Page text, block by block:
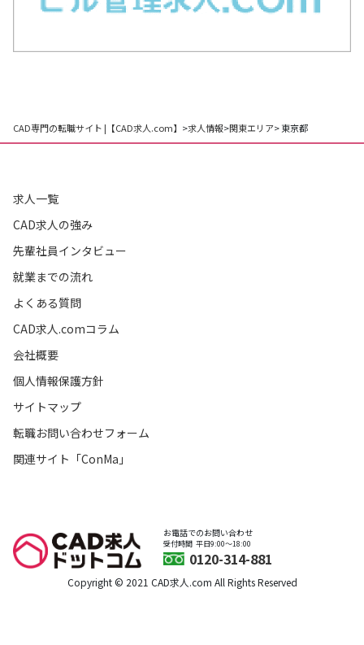
CAD専門の転職サイト |【CAD求人.com】 >求人情報>関東エリア> 東京都
求人一覧
CAD求人の強み
先輩社員インタビュー
就業までの流れ
よくある質問
CAD求人.comコラム
会社概要
個人情報保護方針
サイトマップ
転職お問い合わせフォーム
関連サイト「ConMa」
お電話でのお問い合わせ
受付時間 平日9:00〜18:00
0120-314-881
Copyright © 2021 CAD求人.com All Rights Reserved